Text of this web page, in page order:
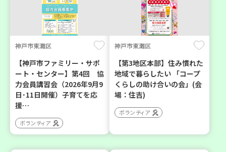
神戸市東灘区
【神戸市ファミリー・サポ
ート・センター】第4回 協
力会員講習会（2026年9月9
日･11日開催）子育てを応
援…
ボランティア
神戸市東灘区
【第3地区本部】住み慣れた
地域で暮らしたい 「コープ
くらしの助け合いの会」(会
場：住吉)
ボランティア